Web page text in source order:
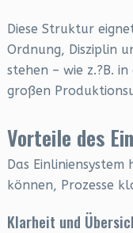
Diese Struktur
Ordnung, Disziplin
stehen – wie z.?B.
großen
Vorteile des
Das
können, Prozesse
Klarheit und